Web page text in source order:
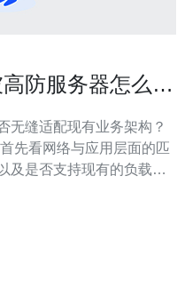
防服务器怎么样
无缝适配现有业务架构？
先看网络与应用层面的匹
及是否支持现有的负载均
对接公网IP、BGP或